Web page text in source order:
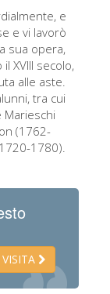
e
e vi lavorò
sua opera,
XVIII secolo,
alle aste.
tra cui
Marieschi
(1762-
1780).